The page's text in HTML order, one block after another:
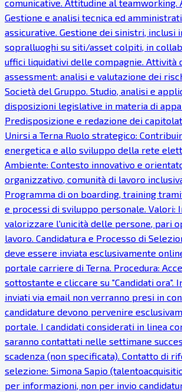
comunicative. Attitudine al
Gestione e analisi tecnica ed
assicurative. Gestione dei sinistri, inclusi
sopralluoghi su siti/asset colpiti, in
uffici liquidativi delle compagnie. Attività
assessment: analisi e valutazione dei
Società del Gruppo. Studio, analisi e
disposizioni legislative in materia di
Predisposizione e redazione dei
Unirsi a Terna Ruolo strategico:
energetica e allo sviluppo della rete
Ambiente: Contesto innovativo e
organizzativo, comunità di lavoro
Programma di on boarding, training
e processi di sviluppo personale. Valori:
valorizzare l'unicità delle persone, pari
lavoro. Candidatura e Processo di
deve essere inviata esclusivamente
portale carriere di Terna. Procedura:
sottostante e cliccare su "Candidati ora".
inviati via email non verranno presi in
candidature devono pervenire
portale. I candidati considerati in linea
saranno contattati nelle settimane
scadenza (non specificata). Contatto di
selezione: Simona Sapio
per informazioni, non per invio